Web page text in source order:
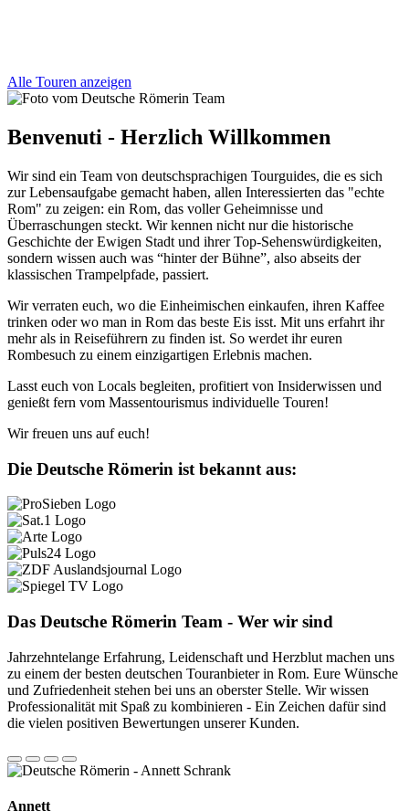
Alle Touren anzeigen
Benvenuti - Herzlich Willkommen
Wir sind ein Team von deutschsprachigen Tourguides, die es sich
zur Lebensaufgabe gemacht haben, allen Interessierten das "echte
Rom" zu zeigen: ein Rom, das voller Geheimnisse und
Überraschungen steckt. Wir kennen nicht nur die historische
Geschichte der Ewigen Stadt und ihrer Top-Sehenswürdigkeiten,
sondern wissen auch was “hinter der Bühne”, also abseits der
klassischen Trampelpfade, passiert.
Wir verraten euch, wo die Einheimischen einkaufen, ihren Kaffee
trinken oder wo man in Rom das beste Eis isst. Mit uns erfahrt ihr
mehr als in Reiseführern zu finden ist. So werdet ihr euren
Rombesuch zu einem einzigartigen Erlebnis machen.
Lasst euch von Locals begleiten, profitiert von Insiderwissen und
genießt fern vom Massentourismus individuelle Touren!
Wir freuen uns auf euch!
Die Deutsche Römerin ist bekannt aus:
Das Deutsche Römerin Team - Wer wir sind
Jahrzehntelange Erfahrung, Leidenschaft und Herzblut machen uns
zu einem der besten deutschen Touranbieter in Rom. Eure Wünsche
und Zufriedenheit stehen bei uns an oberster Stelle. Wir wissen
Professionalität mit Spaß zu kombinieren - Ein Zeichen dafür sind
die vielen positiven Bewertungen unserer Kunden.
Annett